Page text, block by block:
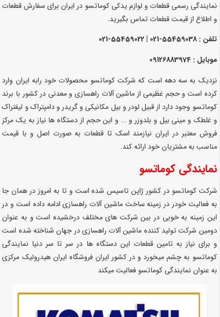
نمایندگی رسمی قطعات و لوازم یدکی کوماتسو در ایران برای سفارش قطعات
و اطلاع از قیمت قطعات تماس بگیرید.
تلفن : 55459038-021 | 55459022-021
موبایل : 09126883974
نزدیک به سه دهه است که شرکت کوماتسو محصولات خود رابه ایران وارد
کرده است و حجم غظیمی از ماشین آلات راهسازی و معدنی در کشور با برند
کوماتسو وجود دارد از قبیل لودر و بیل مکانیکی و گریدر و دامپتراک و لیفتراک
و غلطک و مینی بیل و بلدوزر و ... و این حجم از دستگاه ها نیاز به یک مرکز
فروش معتبر در ایران نیازمند اسک تا قطعات به صورت اصل و با قیمت
مناسب به مشتریان خود ارائه کند.
نمایندگی کوماتسو
شرکت کوماتسو در کشور ژاپن تاسیس شده است و تا به امروز در همان جا
به فعالیت خودر در زمینه ساخت ماشین آلات راهسازی ادامه داده است و در
این زمینه به خوبی در بین شرکت های مختلف درخشیده است و به عنوان
دومین شرکت تولید کننده ماشین آلات راهسازی در جهان شناخته شده است
و برای نیاز به تامین قطعات این دستگاه ها در سر تا سر دنیا نمایندگی
کوماتسو به چشم میخورد و در کشور ایران فروشگاه ایران هیدرولیک مرکزی
به عنوان نمایندگی کوماتسو فعالیت میکند